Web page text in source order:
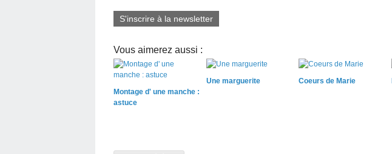
S'inscrire à la newsletter
Vous aimerez aussi :
Montage d' une manche :
astuce
Une marguerite Coeurs de Marie